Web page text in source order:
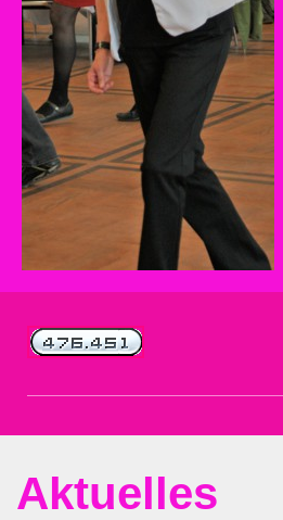
Aktuelles